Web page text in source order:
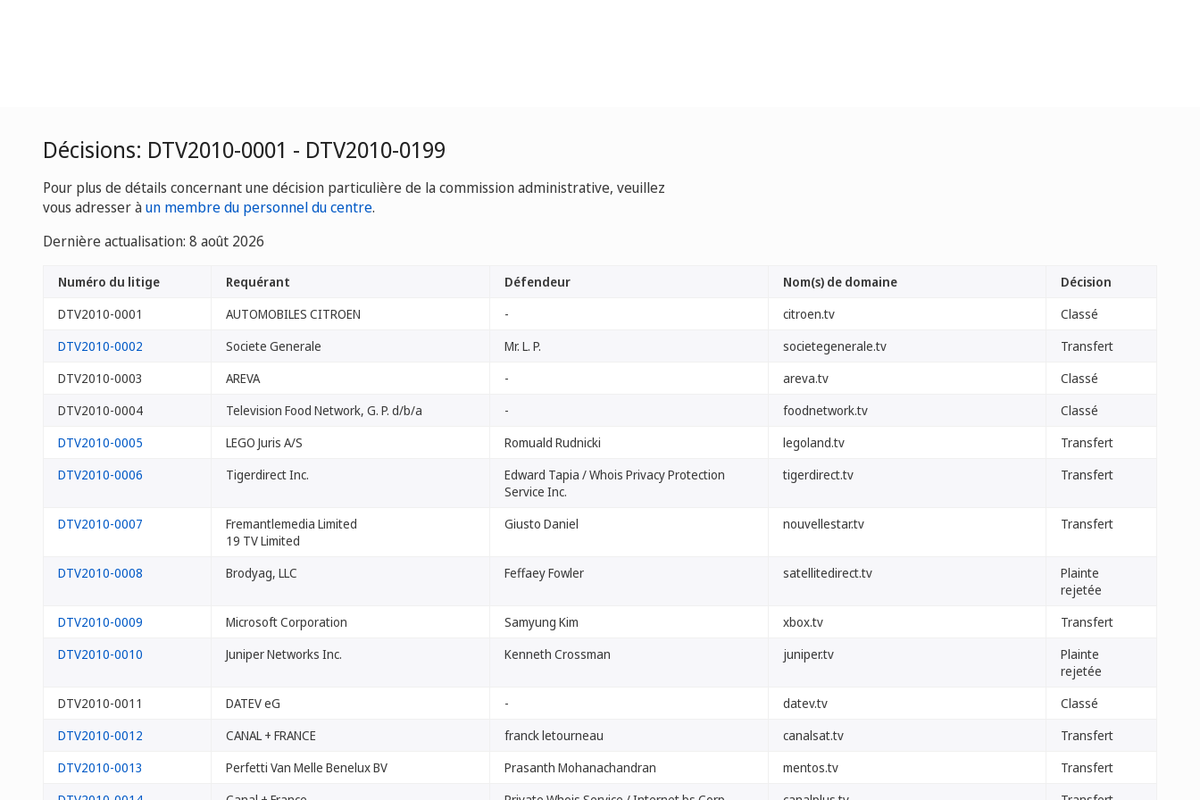
Décisions: DTV2010-0001 - DTV2010-0199
Pour plus de détails concernant une décision particulière de la commission administrative, veuillez
vous adresser àun membre du personnel du centre.
Dernière actualisation: 8 août 2026
Numéro du litige Requérant Défendeur Nom(s) de domaine
Décision
DTV2010-0001
AUTOMOBILES CITROEN - citroen.tv
Classé
DTV2010-0002
Societe Generale Mr. L. P. societegenerale.tv
Transfert
DTV2010-0003
AREVA - areva.tv
Classé
DTV2010-0004
Television Food Network, G. P. d/b/a - foodnetwork.tv
Classé
DTV2010-0005
LEGO Juris A/S Romuald Rudnicki legoland.tv
Transfert
DTV2010-0006
Tigerdirect Inc.
Edward Tapia / Whois Privacy Protection
Service Inc.
tigerdirect.tv Transfert
DTV2010-0007
Fremantlemedia Limited
19 TV Limited
Giusto Daniel nouvellestar.tv Transfert
DTV2010-0008 Brodyag, LLC Feffaey Fowler satellitedirect.tv
Plainte
rejetée
DTV2010-0009
Microsoft Corporation Samyung Kim xbox.tv
Transfert
DTV2010-0010
Juniper Networks Inc. Kenneth Crossman juniper.tv
Plainte
rejetée
DTV2010-0011
DATEV eG - datev.tv
Classé
DTV2010-0012
CANAL + FRANCE franck letourneau canalsat.tv
Transfert
DTV2010-0013
Perfetti Van Melle Benelux BV Prasanth Mohanachandran mentos.tv
Transfert